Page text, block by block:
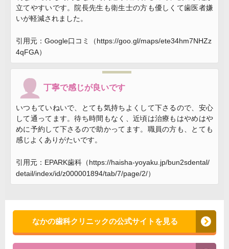
立てやすいです。院長先生も衛生士の方も優しくて歯医者嫌
いが軽減されました。
引用元：Google口コミ（https://goo.gl/maps/ete34hm7NHZz
4qFGA）
丁寧で感じが良いです
いつもていねいで、とても気持ちよくして下さるので、安心
して通ってます。待ち時間もなく、近頃は治療もはやめはや
めに予約して下さるので助かってます。職員の方も、とても
感じよくありがたいです。
引用元：EPARK歯科（https://haisha-yoyaku.jp/bun2sdental/
detail/index/id/z000001894/tab/7/page/2/）
なかの歯科クリニックの公式サイトを見る